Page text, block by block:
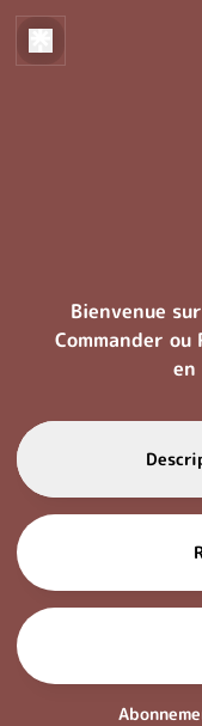
Bienvenue
Commander